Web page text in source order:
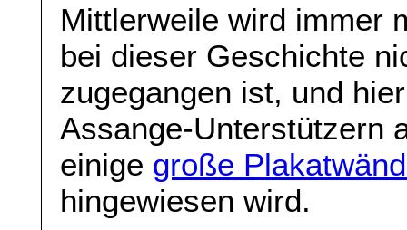
Mittlerweile wird immer
bei dieser Geschichte
zugegangen ist, und
Assange-Unterstützern
einige große
hingewiesen wird.